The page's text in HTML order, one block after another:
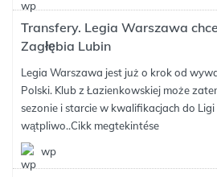
Transfery. Legia Warszawa
Zagłębia Lubin
Legia Warszawa jest już o krok od
Polski. Klub z Łazienkowskiej może
sezonie i starcie w kwalifikacjach do
wątpliwo..Cikk megtekintése
wp